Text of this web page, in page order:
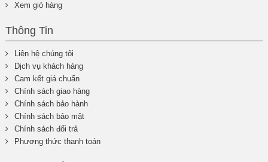
Xem giỏ hàng
Thông Tin
Liên hệ chúng tôi
Dịch vụ khách hàng
Cam kết giá chuẩn
Chính sách giao hàng
Chính sách bảo hành
Chính sách bảo mật
Chính sách đổi trả
Phương thức thanh toán